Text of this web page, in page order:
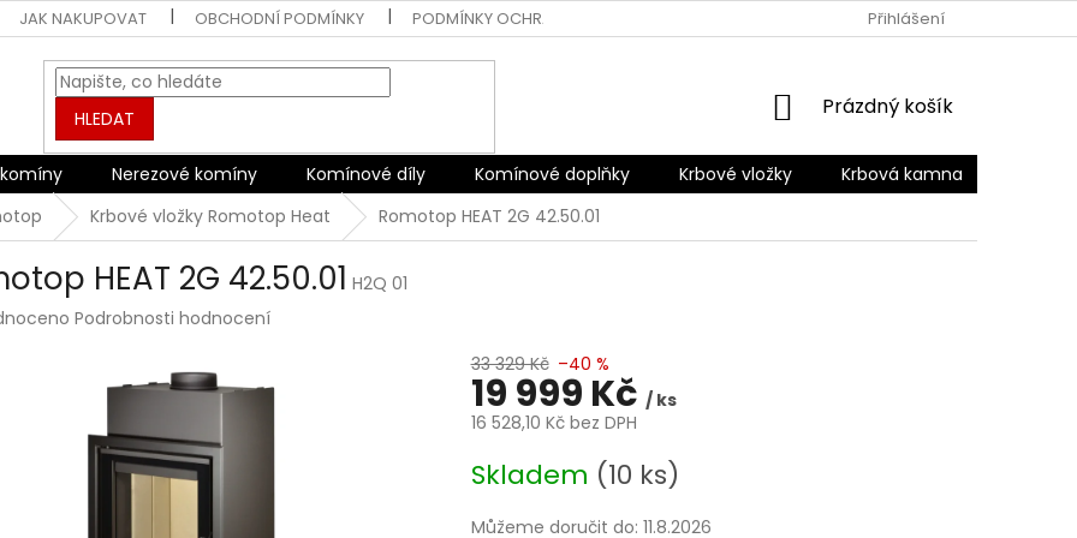
JAK NAKUPOVAT OBCHODNÍ PODMÍNKY PODMÍNKY OCHRANY OSOBNÍCH ÚDAJŮ Přihlášení
HLEDAT
NÁKUPNÍ
Prázdný košík
Nerezové komíny Komínové díly Komínové doplňky Krbové vložky Krbová kamna
Krbové vložky Romotop Heat Romotop HEAT 2G 42.50.01
HEAT 2G 42.50.01 H2Q 01
Podrobnosti hodnocení
33 329 Kč –40 %
19 999 Kč / ks
16 528,10 Kč bez DPH
cena:
Skladem (10 ks)
Můžeme doručit do: 11.8.2026